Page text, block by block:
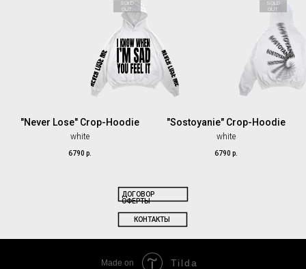
SOLD
OUT
"Never Lose" Crop-Hoodie
white
6790 р.
SOLD
OUT
"Sostoyanie" Crop-Hoodie
white
6790 р.
КОНТАКТЫ
ДОГОВОР
ОФЕРТЫ
Made on Tilda